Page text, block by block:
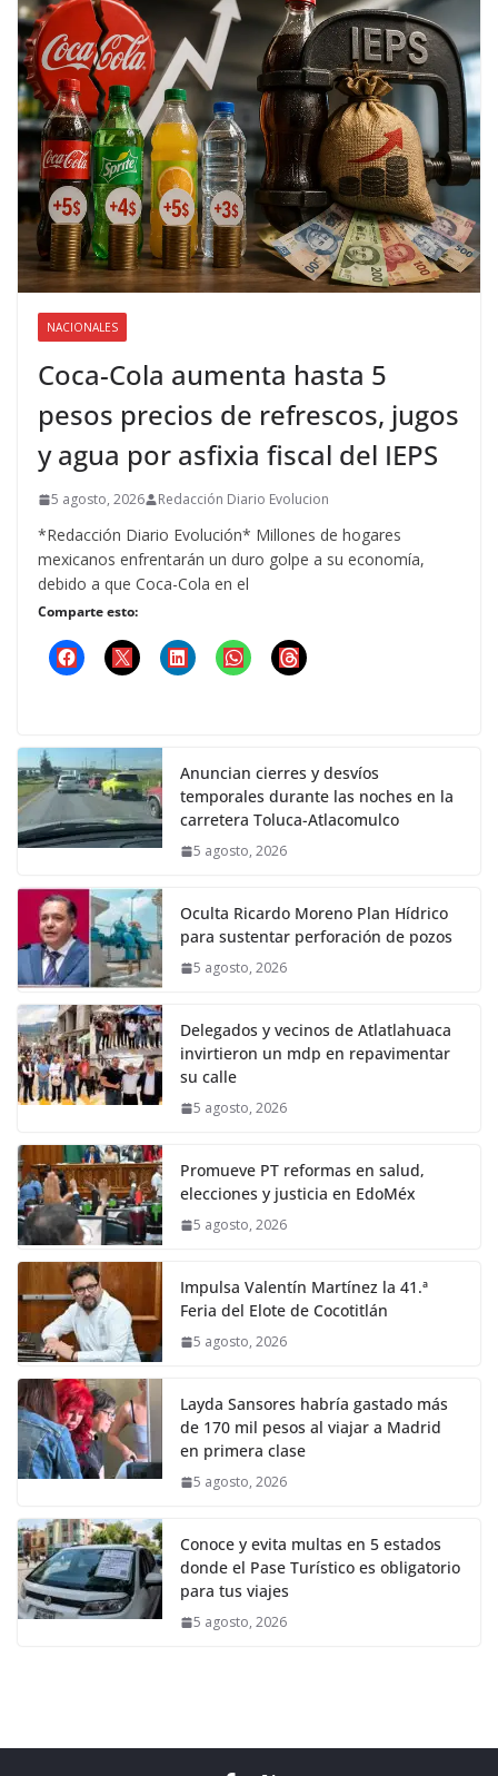
NACIONALES
Coca-Cola aumenta hasta 5
pesos precios de refrescos, jugos
y agua por asfixia fiscal del IEPS
5 agosto, 2026 Redacción Diario Evolucion
*Redacción Diario Evolución* Millones de hogares
mexicanos enfrentarán un duro golpe a su economía,
debido a que Coca-Cola en el
Comparte esto:
Anuncian cierres y desvíos
temporales durante las noches en la
carretera Toluca-Atlacomulco
5 agosto, 2026
Oculta Ricardo Moreno Plan Hídrico
para sustentar perforación de pozos
5 agosto, 2026
Delegados y vecinos de Atlatlahuaca
invirtieron un mdp en repavimentar
su calle
5 agosto, 2026
Promueve PT reformas en salud,
elecciones y justicia en EdoMéx
5 agosto, 2026
Impulsa Valentín Martínez la 41.ª
Feria del Elote de Cocotitlán
5 agosto, 2026
Layda Sansores habría gastado más
de 170 mil pesos al viajar a Madrid
en primera clase
5 agosto, 2026
Conoce y evita multas en 5 estados
donde el Pase Turístico es obligatorio
para tus viajes
5 agosto, 2026